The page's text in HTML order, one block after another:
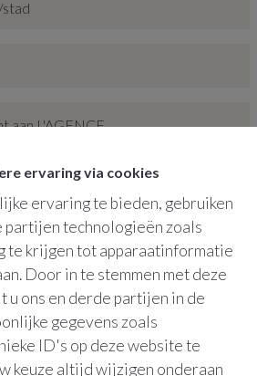
ervaring via cookies
ervaring te bieden, gebruiken
technologieën zoals
te krijgen tot apparaatinformatie
Door in te stemmen met deze
u ons en derde partijen in de
gegevens zoals
ID's op deze website te
keuze altijd wijzigen onderaan
wij u contacteren?
Sms
WhatsApp